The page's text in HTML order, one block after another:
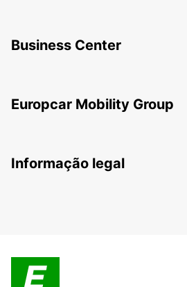
Business Center
Europcar Mobility Group
Informação legal